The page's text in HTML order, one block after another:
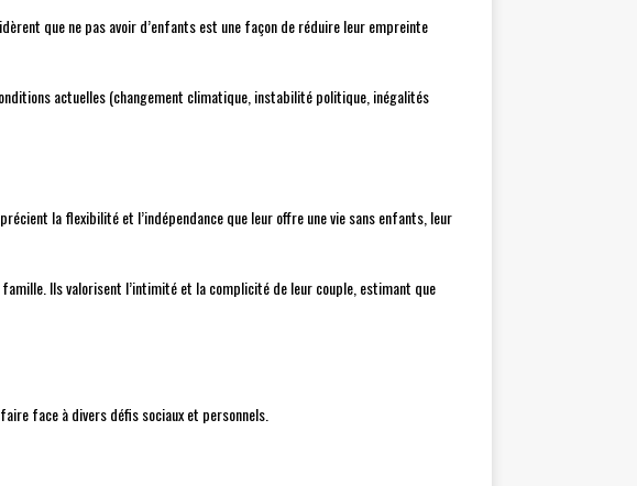
que ne pas avoir d’enfants est une façon de réduire leur empreinte
actuelles (changement climatique, instabilité politique, inégalités
la flexibilité et l’indépendance que leur offre une vie sans enfants, leur
Ils valorisent l’intimité et la complicité de leur couple, estimant que
face à divers défis sociaux et personnels.